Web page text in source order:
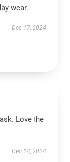
wear.
Dec 17, 2024
Love the
Dec 14, 2024